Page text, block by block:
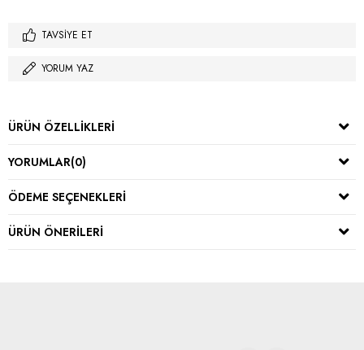
TAVSIYE ET
YORUM YAZ
ÜRÜN ÖZELLIKLERI
YORUMLAR(0)
ÖDEME SEÇENEKLERI
ÜRÜN ÖNERILERI